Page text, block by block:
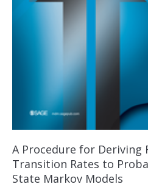
A Procedure for Deriving
Transition Rates to
State Markov Models